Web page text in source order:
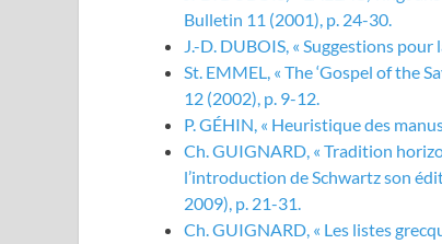
Bulletin 11 (2001), p. 24-30.
J.-D. DUBOIS, « Suggestions
St. EMMEL, « The ‘Gospel of the
12 (2002), p. 9-12.
P. GÉHIN, « Heuristique des
Ch. GUIGNARD, « Tradition
l’introduction de Schwartz son
2009), p. 21-31.
Ch. GUIGNARD, « Les listes